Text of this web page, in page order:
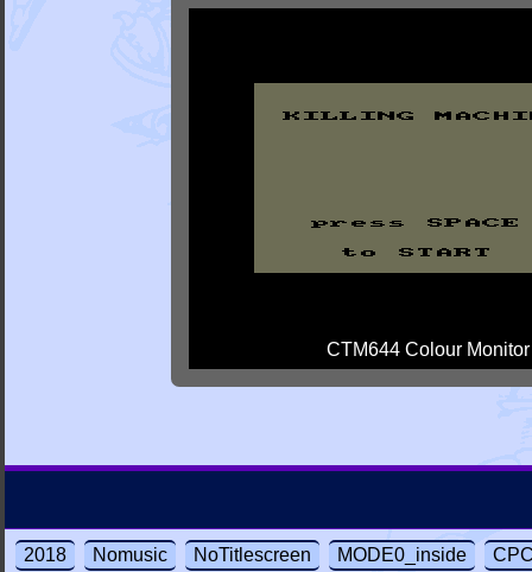
CTM644 Colour Monitor
2018 Nomusic NoTitlescreen MODE0_inside